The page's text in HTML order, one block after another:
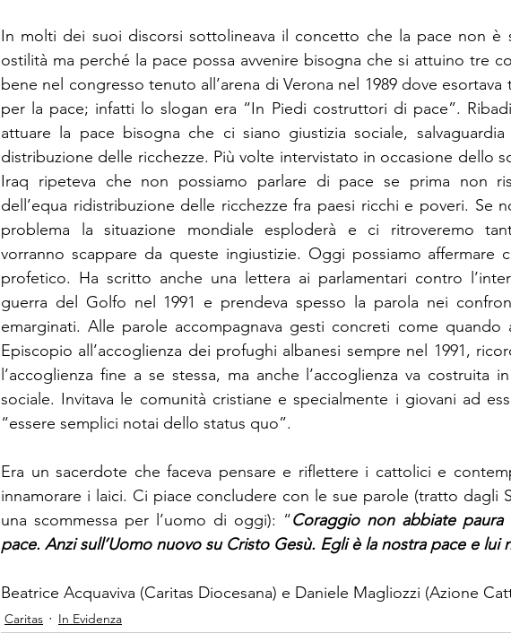
In molti dei suoi discorsi sottolineava il concetto che la pace non è
ostilità ma perché la pace possa avvenire bisogna che si attuino tre
bene nel congresso tenuto all’arena di Verona nel 1989 dove
per la pace; infatti lo slogan era “In Piedi costruttori di pace”.
attuare la pace bisogna che ci siano giustizia sociale,
distribuzione delle ricchezze. Più volte intervistato in occasione dello
Iraq ripeteva che non possiamo parlare di pace se prima non
dell’equa ridistribuzione delle ricchezze fra paesi ricchi e poveri. Se
problema la situazione mondiale esploderà e ci ritroveremo
vorranno scappare da queste ingiustizie. Oggi possiamo affermare
profetico. Ha scritto anche una lettera ai parlamentari contro
guerra del Golfo nel 1991 e prendeva spesso la parola nei
emarginati. Alle parole accompagnava gesti concreti come
Episcopio all’accoglienza dei profughi albanesi sempre nel 1991,
l’accoglienza fine a se stessa, ma anche l’accoglienza va costruita
sociale. Invitava le comunità cristiane e specialmente i giovani ad
“essere semplici notai dello status quo”.
Era un sacerdote che faceva pensare e riflettere i cattolici e
innamorare i laici. Ci piace concludere con le sue parole (tratto dagli
una scommessa per l’uomo di oggi): “Coraggio non abbiate paura
pace. Anzi sull’Uomo nuovo su Cristo Gesù. Egli è la nostra pace e lui
Beatrice Acquaviva (Caritas Diocesana) e Daniele Magliozzi (Azione
Caritas In Evidenza